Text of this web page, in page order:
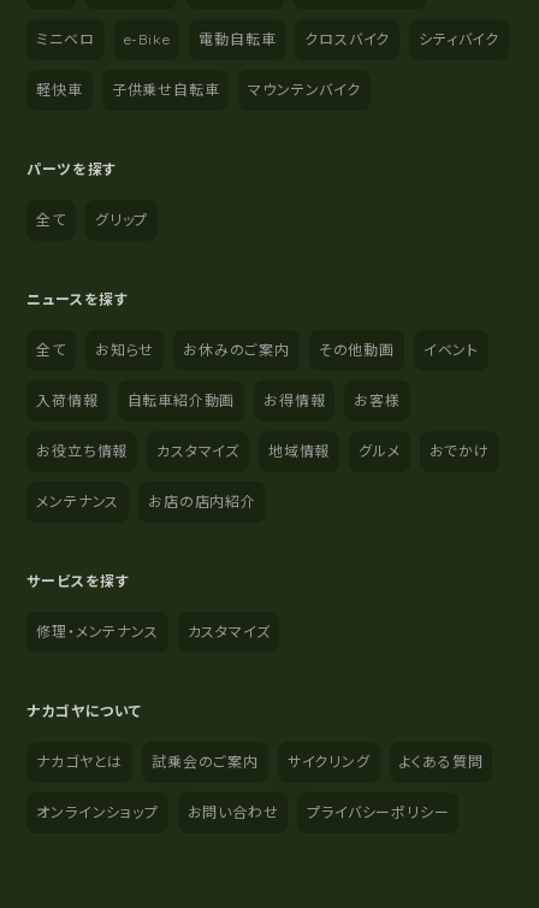
ミニベロ e-Bike 電動自転車 クロスバイク シティバイク
軽快車 子供乗せ自転車 マウンテンバイク
パーツを探す
全て グリップ
ニュースを探す
全て お知らせ お休みのご案内 その他動画 イベント
入荷情報 自転車紹介動画 お得情報 お客様
お役立ち情報 カスタマイズ 地域情報 グルメ おでかけ
メンテナンス お店の店内紹介
サービスを探す
修理・メンテナンス カスタマイズ
ナカゴヤについて
ナカゴヤとは 試乗会のご案内 サイクリング よくある質問
オンラインショップ お問い合わせ プライバシーポリシー